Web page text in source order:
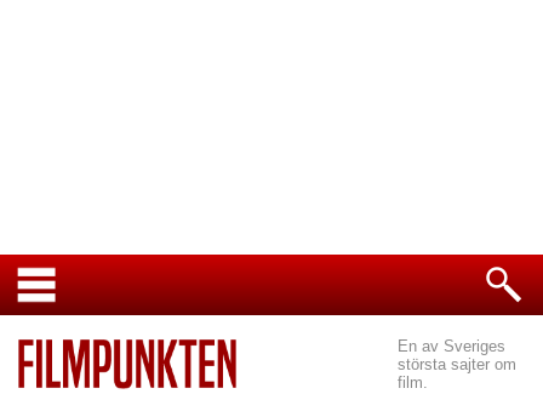
En av Sveriges
största sajter om
film.